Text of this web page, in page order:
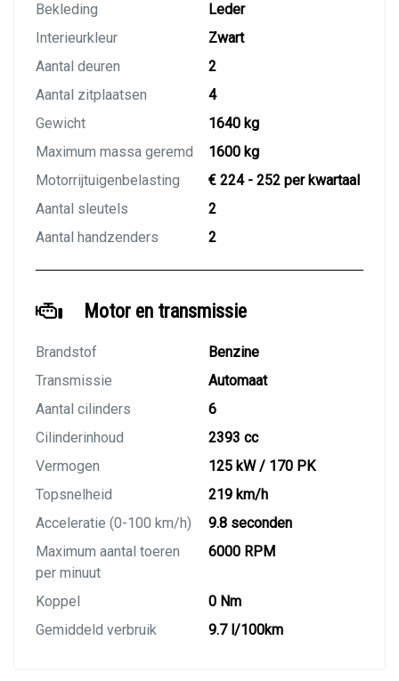
Bekleding
Leder
Interieurkleur
Zwart
Aantal deuren
2
Aantal zitplaatsen
4
Gewicht
1640 kg
Maximum massa geremd
1600 kg
Motorrijtuigenbelasting
€ 224 - 252 per kwartaal
Aantal sleutels
2
Aantal handzenders
2
Motor en transmissie
Brandstof
Benzine
Transmissie
Automaat
Aantal cilinders
6
Cilinderinhoud
2393 cc
Vermogen
125 kW / 170 PK
Topsnelheid
219 km/h
Acceleratie (0-100 km/h)
9.8 seconden
Maximum aantal toeren
per minuut
6000 RPM
Koppel
0 Nm
Gemiddeld verbruik
9.7 l/100km